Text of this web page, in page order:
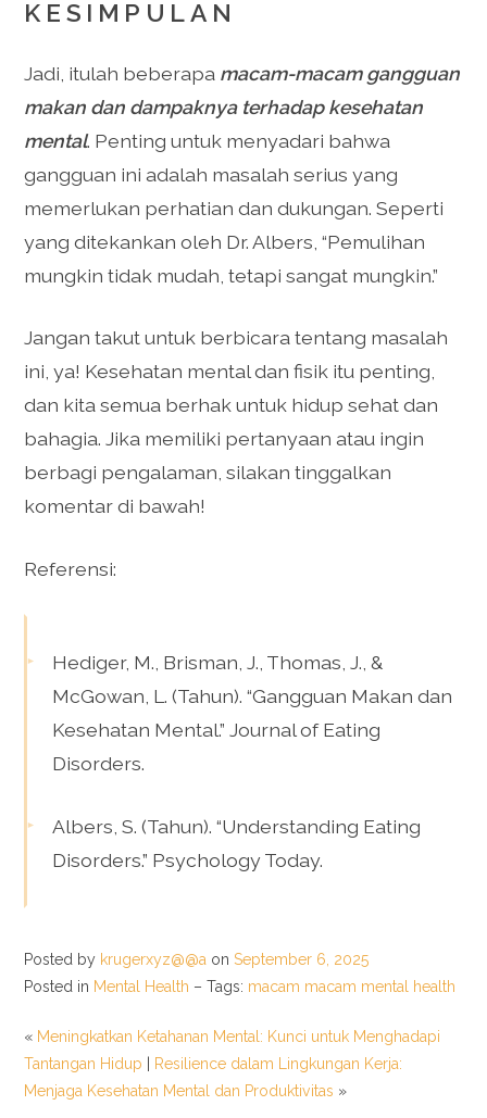
KESIMPULAN
Jadi, itulah beberapa macam-macam gangguan
makan dan dampaknya terhadap kesehatan
mental. Penting untuk menyadari bahwa
gangguan ini adalah masalah serius yang
memerlukan perhatian dan dukungan. Seperti
yang ditekankan oleh Dr. Albers, “Pemulihan
mungkin tidak mudah, tetapi sangat mungkin.”
Jangan takut untuk berbicara tentang masalah
ini, ya! Kesehatan mental dan fisik itu penting,
dan kita semua berhak untuk hidup sehat dan
bahagia. Jika memiliki pertanyaan atau ingin
berbagi pengalaman, silakan tinggalkan
komentar di bawah!
Referensi:
Hediger, M., Brisman, J., Thomas, J., &
McGowan, L. (Tahun). “Gangguan Makan dan
Kesehatan Mental.” Journal of Eating
Disorders.
Albers, S. (Tahun). “Understanding Eating
Disorders.” Psychology Today.
Posted by krugerxyz@@a onSeptember 6, 2025
Posted in Mental Health – Tags: macam macam mental health
« Meningkatkan Ketahanan Mental: Kunci untuk Menghadapi
Tantangan Hidup
Resilience dalam Lingkungan Kerja:
Menjaga Kesehatan Mental dan Produktivitas »